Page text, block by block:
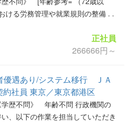
ける労務管理や就業規則の整備 . .
正社員
266666円～
優遇あり/システム移行 ＪＡ
約社員 東京／東京都港区
歴不問》 年齢不問 行政機関の
、以下の作業を担当していただき